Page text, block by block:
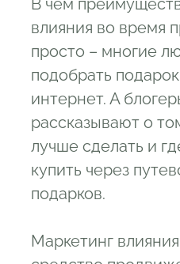
влияния во время
просто – многие
подобрать
интернет. А
рассказывают о
лучше сделать и
купить через
подарков.
Маркетинг